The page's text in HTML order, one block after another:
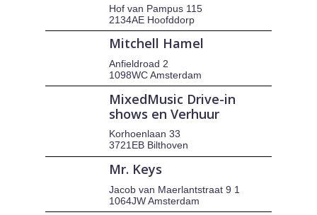
Hof van Pampus 115
2134AE Hoofddorp
Mitchell Hamel
Anfieldroad 2
1098WC Amsterdam
MixedMusic Drive-in
shows en Verhuur
Korhoenlaan 33
3721EB Bilthoven
Mr. Keys
Jacob van Maerlantstraat 9 1
1064JW Amsterdam